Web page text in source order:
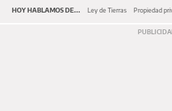
HOY HABLAMOS DE... Ley de Tierras Propiedad